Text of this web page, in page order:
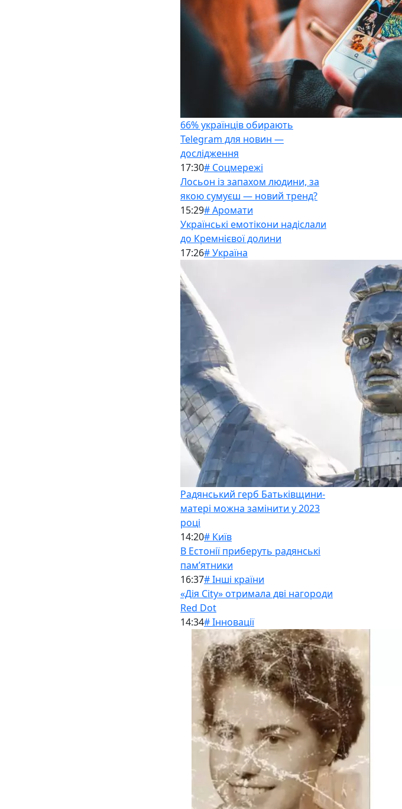
66% українців обирають
Telegram для новин —
дослідження
17:30# Соцмережі
Лосьон із запахом людини, за
якою сумуєш — новий тренд?
15:29# Аромати
Українські емотікони надіслали
до Кремнієвої долини
17:26# Україна
Радянський герб Батьківщини-
матері можна замінити у 2023
році
14:20# Київ
В Естонії приберуть радянські
памʼятники
16:37# Інші країни
«Дія City» отримала дві нагороди
Red Dot
14:34# Інновації